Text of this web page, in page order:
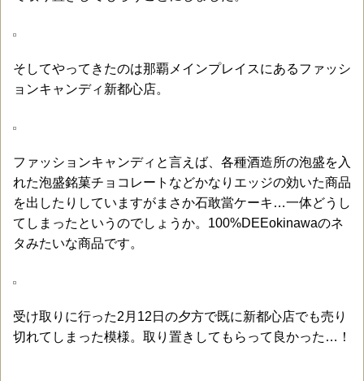
そしてやってきたのは那覇メインプレイスにあるファッシ
ョンキャンディ新都心店。
ファッションキャンディと言えば、各種酒造所の泡盛を入
れた泡盛銘菓チョコレートなどかなりエッジの効いた商品
を出したりしていますがまさか石敢當ケーキ…一体どうし
てしまったというのでしょうか。100%DEEokinawaのネ
タみたいな商品です。
受け取りに行った2月12日の夕方で既に新都心店でも売り
切れてしまった模様。取り置きしてもらって良かった…！